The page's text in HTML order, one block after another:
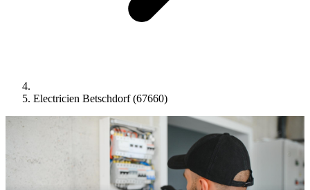
Electricien Betschdorf (67660)